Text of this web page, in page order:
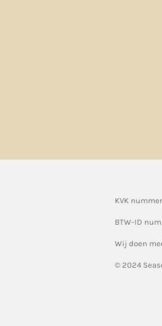
KVK
BTW-ID
Wij doen
© 2024